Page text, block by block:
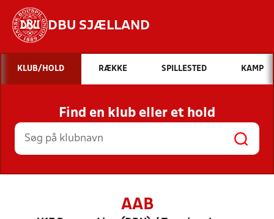
DBU SJÆLLAND
Hvad vil du søge efter?
INDHOLD OG NYHEDER
STILLINGER, RESULTATER, KLUBBER OG
HOLD
KLUB/HOLD RÆKKE SPILLESTED KAMP
Find en klub eller et hold
AAB